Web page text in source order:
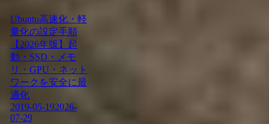
Ubuntu高速化・軽
量化の設定手順
【2026年版】起
動・SSD・メモ
リ・GPU・ネット
ワークを安全に最
適化
2019-05-192026-
07-29